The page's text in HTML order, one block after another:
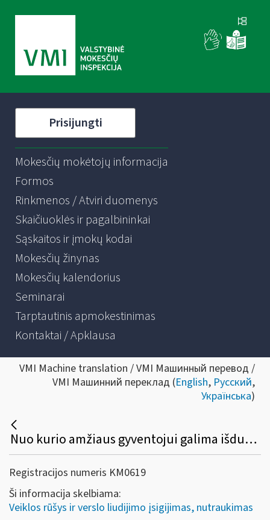
Prisijungti
Mokesčių mokėtojų informacija
Formos
Rinkmenos / Atviri duomenys
Skaičiuoklės ir pagalbininkai
Sąskaitos ir įmokų kodai
Mokesčių žinynas
Mokesčių kalendorius
Seminarai
Tarptautinis apmokestinimas
Kontaktai / Apklausa
VMI Machine translation / VMI Машинный перевод /
VMI Машинний переклад (English, Русский,
Українська)
Nuo kurio amžiaus gyventojui galima išduoti verslo liudijimą?
Registracijos numeris KM0619
Ši informacija skelbiama:
Veiklos rūšys ir verslo liudijimo įsigijimas, nutraukimas